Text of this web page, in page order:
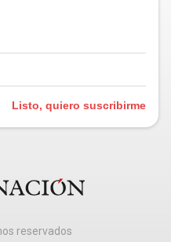
Listo, quiero suscribirme
reservados